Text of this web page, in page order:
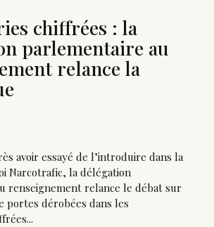
chiffrées : la
parlementaire au
relance la
avoir essayé de l’introduire dans la
Narcotrafic, la délégation
renseignement relance le débat sur
portes dérobées dans les